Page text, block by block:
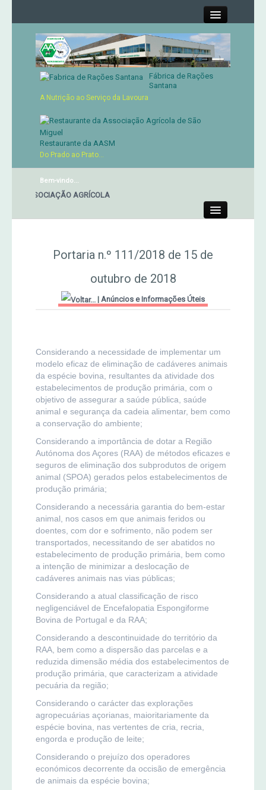
Contactos
Serviços
Jornal Agricultor 2000
Fábrica de Rações
Santana
A Nutrição ao Serviço da Lavoura
Restaurante da AASM
Do Prado ao Prato...
Bem-vindo...
DA ASSOCIAÇÃO AGRÍCOLA
MERCADO AGRÍCOLA DE SANTANA
Portaria n.º 111/2018 de 15 de
outubro de 2018
| Anúncios e Informações Úteis
Considerando a necessidade de implementar um
modelo eficaz de eliminação de cadáveres animais
da espécie bovina, resultantes da atividade dos
estabelecimentos de produção primária, com o
objetivo de assegurar a saúde pública, saúde
animal e segurança da cadeia alimentar, bem como
a conservação do ambiente;
Considerando a importância de dotar a Região
Autónoma dos Açores (RAA) de métodos eficazes e
seguros de eliminação dos subprodutos de origem
animal (SPOA) gerados pelos estabelecimentos de
produção primária;
Considerando a necessária garantia do bem-estar
animal, nos casos em que animais feridos ou
doentes, com dor e sofrimento, não podem ser
transportados, necessitando de ser abatidos no
estabelecimento de produção primária, bem como
a intenção de minimizar a deslocação de
cadáveres animais nas vias públicas;
Considerando a atual classificação de risco
negligenciável de Encefalopatia Espongiforme
Bovina de Portugal e da RAA;
Considerando a descontinuidade do território da
RAA, bem como a dispersão das parcelas e a
reduzida dimensão média dos estabelecimentos de
produção primária, que caracterizam a atividade
pecuária da região;
Considerando o carácter das explorações
agropecuárias açorianas, maioritariamente da
espécie bovina, nas vertentes de cria, recria,
engorda e produção de leite;
Considerando o prejuízo dos operadores
económicos decorrente da occisão de emergência
de animais da espécie bovina;